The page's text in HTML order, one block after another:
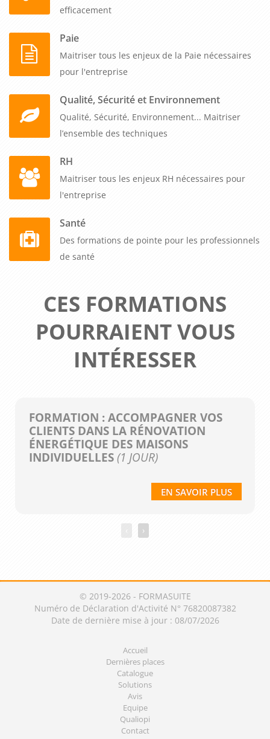
efficacement
Paie
Maitriser tous les enjeux de la Paie nécessaires
pour l'entreprise
Qualité, Sécurité et Environnement
Qualité, Sécurité, Environnement... Maitriser
l’ensemble des techniques
RH
Maitriser tous les enjeux RH nécessaires pour
l'entreprise
Santé
Des formations de pointe pour les professionnels
de santé
CES FORMATIONS
POURRAIENT VOUS
INTÉRESSER
FORMATION : ACCOMPAGNER VOS
CLIENTS DANS LA RÉNOVATION
ÉNERGÉTIQUE DES MAISONS
INDIVIDUELLES(1 JOUR)
EN SAVOIR PLUS
›
© 2019-2026 - FORMASUITE
Numéro de Déclaration d'Activité N° 76820087382
Date de dernière mise à jour : 08/07/2026
Accueil
Dernières places
Catalogue
Solutions
Avis
Equipe
Qualiopi
Contact